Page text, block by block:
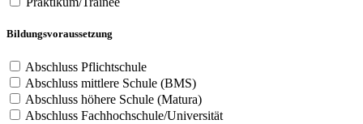
Bildungsvoraussetzung
Abschluss Pflichtschule
Abschluss mittlere Schule (BMS)
Abschluss höhere Schule (Matura)
Abschluss Fachhochschule/Universität